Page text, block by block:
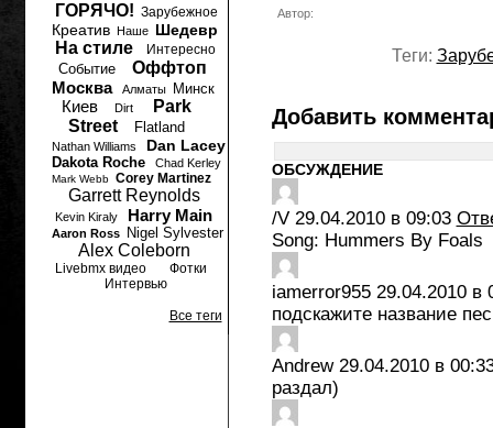
Автор:
Теги:
Добавить
ОБСУЖДЕНИЕ
/V 29.04.2010 в 09:03
Song: Hummers By Foals
iamerror955 29.04.2010 в
подскажите название
Andrew 29.04.2010 в
раздал)
ГОРЯЧО! Зарубежное
Креатив Наше Шедевр
На стиле Интересно
Событие
Оффтоп
Москва
Алматы Минск
Киев Dirt
Park
Street
Flatland
Nathan Williams Dan Lacey
Dakota Roche Chad Kerley
Mark Webb Corey Martinez
Garrett Reynolds
Kevin Kiraly Harry Main
Aaron Ross Nigel Sylvester
Alex Coleborn
Livebmx видео
Фотки
Интервью
Все теги